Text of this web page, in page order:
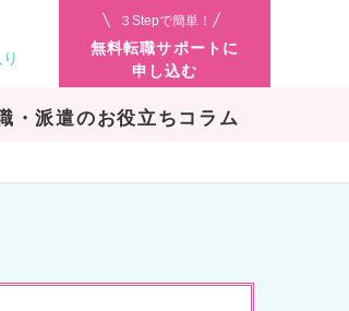
３Stepで簡単！
無料転職サポートに
申し込む
・派遣のお役立ちコラム